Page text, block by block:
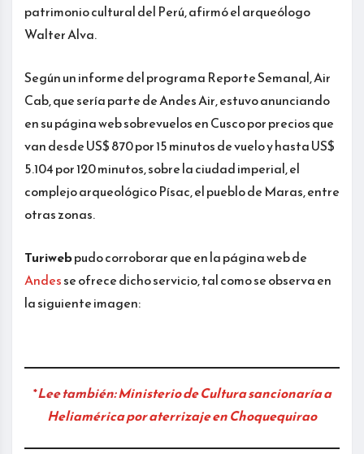
patrimonio cultural del Perú, afirmó el arqueólogo
Walter Alva.
Según un informe del programa Reporte Semanal, Air
Cab, que sería parte de Andes Air, estuvo anunciando
en su página web sobrevuelos en Cusco por precios que
van desde US$ 870 por 15 minutos de vuelo y hasta US$
5.104 por 120 minutos, sobre la ciudad imperial, el
complejo arqueológico Písac, el pueblo de Maras, entre
otras zonas.
Turiwebpudo corroborar que en la página web de
Andesse ofrece dicho servicio, tal como se observa en
la siguiente imagen:
*Lee también:Ministerio de Cultura sancionaría a
Heliamérica por aterrizaje en Choquequirao